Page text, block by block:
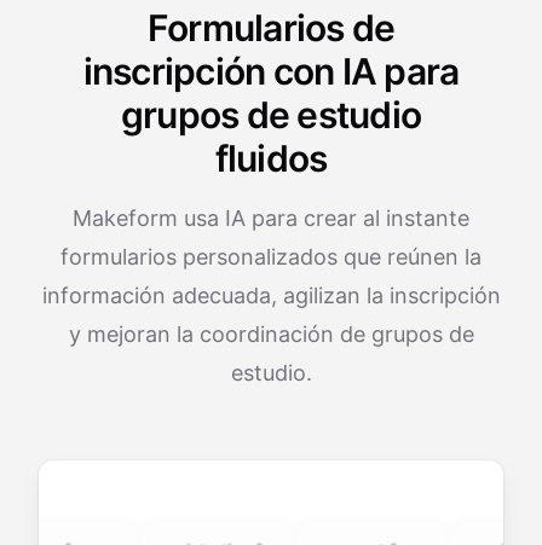
Formularios de
inscripción con IA para
grupos de estudio
fluidos
Makeform usa IA para crear al instante
formularios personalizados que reúnen la
información adecuada, agilizan la inscripción
y mejoran la coordinación de grupos de
estudio.